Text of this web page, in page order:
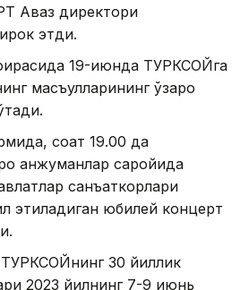
Аваз директори
этди.
19-июнда ТУРКСОЙга
масъулларининг ўзаро
соат 19.00 да
анжуманлар саройида
санъаткорлари
этиладиган юбилей концерт
30 йиллик
2023 йилнинг 7-9 июнь